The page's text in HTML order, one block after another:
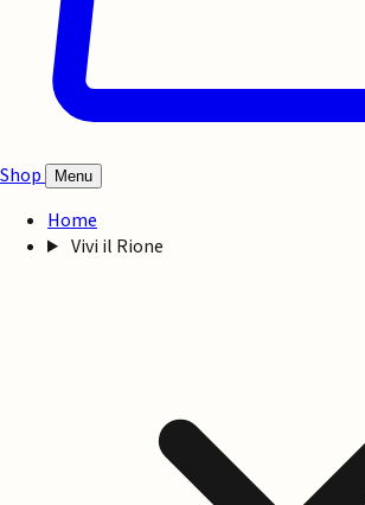
Shop Menu
Home
Vivi il Rione